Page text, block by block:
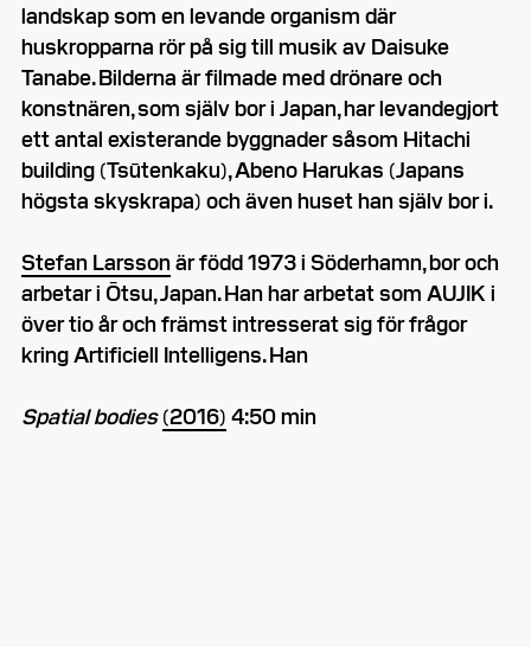
landskap som en levande organism där
huskropparna rör på sig till musik av Daisuke
Tanabe. Bilderna är filmade med drönare och
konstnären, som själv bor i Japan, har levandegjort
ett antal existerande byggnader såsom Hitachi
building (Tsūtenkaku), Abeno Harukas (Japans
högsta skyskrapa) och även huset han själv bor i.
Stefan Larssonär född 1973 i Söderhamn, bor och
arbetar i Ōtsu, Japan. Han har arbetat som AUJIK i
över tio år och främst intresserat sig för frågor
kring Artificiell Intelligens. Han
Spatial bodies(2016) 4:50 min